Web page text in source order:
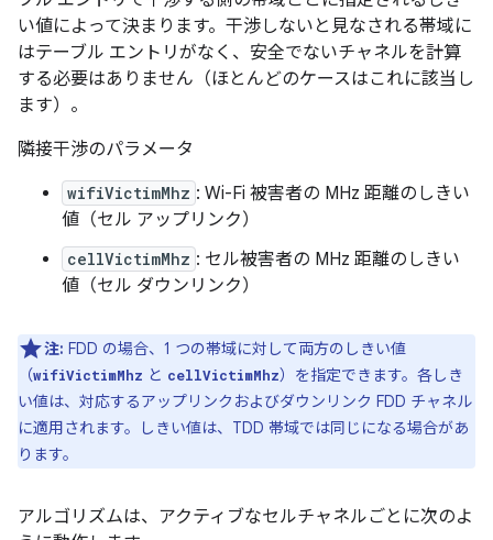
い値によって決まります。干渉しないと見なされる帯域に
はテーブル エントリがなく、安全でないチャネルを計算
する必要はありません（ほとんどのケースはこれに該当し
ます）。
隣接干渉のパラメータ
wifiVictimMhz : Wi-Fi 被害者の MHz 距離のしきい
値（セル アップリンク）
cellVictimMhz : セル被害者の MHz 距離のしきい
値（セル ダウンリンク）
注: FDD の場合、1 つの帯域に対して両方のしきい値
（wifiVictimMhz と cellVictimMhz）を指定できます。各しき
い値は、対応するアップリンクおよびダウンリンク FDD チャネル
に適用されます。しきい値は、TDD 帯域では同じになる場合があ
ります。
アルゴリズムは、アクティブなセルチャネルごとに次のよ